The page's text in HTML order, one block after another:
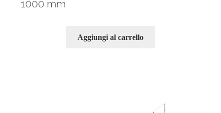
1000 mm
Aggiungi al carrello